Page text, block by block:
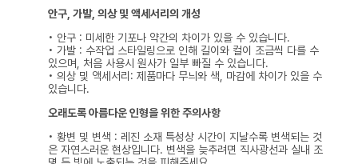
안구, 가발, 의상 및 액세서리의 개성
• 안구 : 미세한 기포나 약간의 차이가 있을 수 있습니다.
• 가발 : 수작업 스타일링으로 인해 길이와 컬이 조금씩 다를 수
있으며, 처음 사용시 원사가 일부 빠질 수 있습니다.
• 의상 및 액세서리: 제품마다 무늬와 색, 마감에 차이가 있을 수
있습니다.
오래도록 아름다운 인형을 위한 주의사항
• 황변 및 변색 : 레진 소재 특성상 시간이 지날수록 변색되는 것
은 자연스러운 현상입니다. 변색을 늦추려면 직사광선과 실내 조